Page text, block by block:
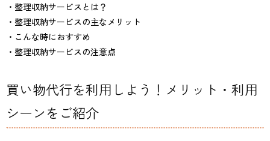
・整理収納サービスとは？
・整理収納サービスの主なメリット
・こんな時におすすめ
・整理収納サービスの注意点
買い物代行を利用しよう！メリット・利用
シーンをご紹介